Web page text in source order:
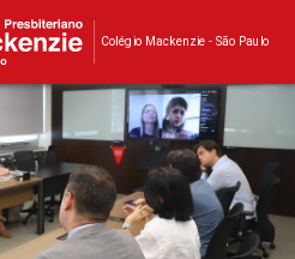
Colégio Mackenzie - São Paulo